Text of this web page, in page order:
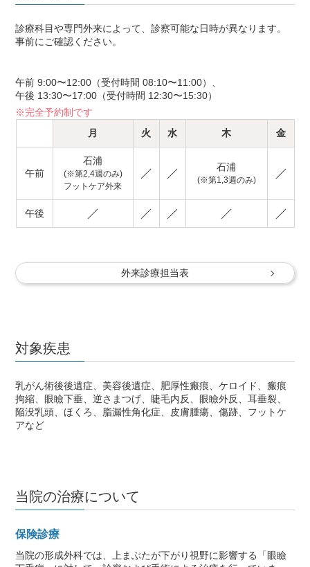
診療科目や専門外来によって、診察可能な日時が異なります。
事前にご確認ください。
午前 9:00〜12:00（受付時間 08:10〜11:00）、
午後 13:30〜17:00（受付時間 12:30〜15:30）
※完全予約制です
月
火 水 木 金
午前
石浦
(※第2,4週のみ)
フットケア外来
石浦
(※第1,3週のみ)
午後
外来診療担当表
対象疾患
乳がん術後後遺症、美容後遺症、肥厚性瘢痕、ケロイド、瘢痕
拘縮、眼瞼下垂、逆さまつげ、睫毛内反、眼瞼外反、耳垂裂、
陥没乳頭、ほくろ、脂漏性角化症、皮膚腫瘍、傷跡、フットケ
アなど
当院の治療について
保険診療
当院の形成外科では、上まぶたが下がり視野に影響する「眼瞼